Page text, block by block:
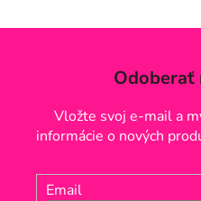
Vložte svoj e-mail a
informácie o nových
Email